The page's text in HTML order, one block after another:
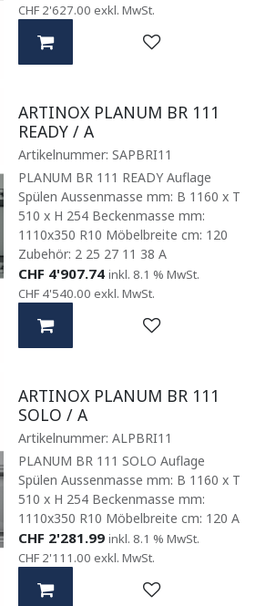
CHF 2'627.00 exkl. MwSt.
ARTINOX PLANUM BR 111
READY / A
Artikelnummer:SAPBRI11
PLANUM BR 111 READY Auflage
Spülen Aussenmasse mm: B 1160 x T
510 x H 254 Beckenmasse mm:
1110x350 R10 Möbelbreite cm: 120
Zubehör: 2 25 27 11 38 A
CHF 4'907.74 inkl. 8.1 % MwSt.
CHF 4'540.00 exkl. MwSt.
ARTINOX PLANUM BR 111
SOLO / A
Artikelnummer:ALPBRI11
PLANUM BR 111 SOLO Auflage
Spülen Aussenmasse mm: B 1160 x T
510 x H 254 Beckenmasse mm:
1110x350 R10 Möbelbreite cm: 120 A
CHF 2'281.99 inkl. 8.1 % MwSt.
CHF 2'111.00 exkl. MwSt.